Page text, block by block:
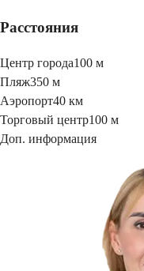
Расстояния
Центр города100 м
Пляж350 м
Аэропорт40 км
Торговый центр100 м
Доп. информация